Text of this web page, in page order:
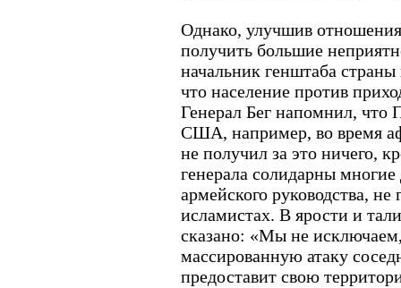
Однако, улучшив
получить большие
начальник генштаба
что население против
Генерал Бег напомнил, что
США, например, во время
не получил за это ничего,
генерала солидарны
армейского руководства,
исламистах. В ярости и
сказано: «Мы не
массированную атаку
предоставит свою